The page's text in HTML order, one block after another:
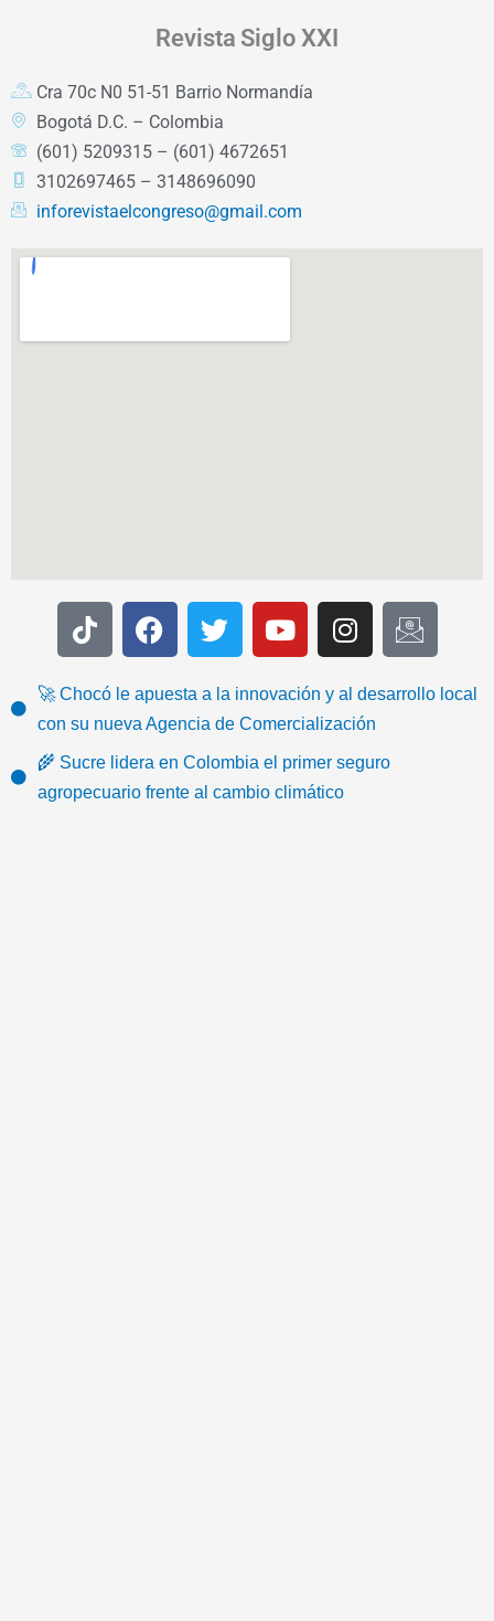
Revista Siglo XXI
Cra 70c N0 51-51 Barrio Normandía
Bogotá D.C. – Colombia
(601) 5209315 – (601) 4672651
3102697465 – 3148696090
inforevistaelcongreso@gmail.com
T
i
t
o
k
F
a
e
b
o
o
k
T
w
t
t
e
Y
o
t
u
b
e
I
n
t
a
g
I
c
n
🚀 Chocó le apuesta a la innovación y al desarrollo local
con su nueva Agencia de Comercialización
🌾 Sucre lidera en Colombia el primer seguro
agropecuario frente al cambio climático